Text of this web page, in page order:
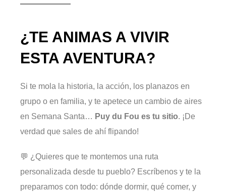
¿TE ANIMAS A VIVIR
ESTA AVENTURA?
Si te mola la historia, la acción, los planazos en
grupo o en familia, y te apetece un cambio de aires
en Semana Santa… Puy du Fou es tu sitio. ¡De
verdad que sales de ahí flipando!
💬 ¿Quieres que te montemos una ruta
personalizada desde tu pueblo? Escríbenos y te la
preparamos con todo: dónde dormir, qué comer, y